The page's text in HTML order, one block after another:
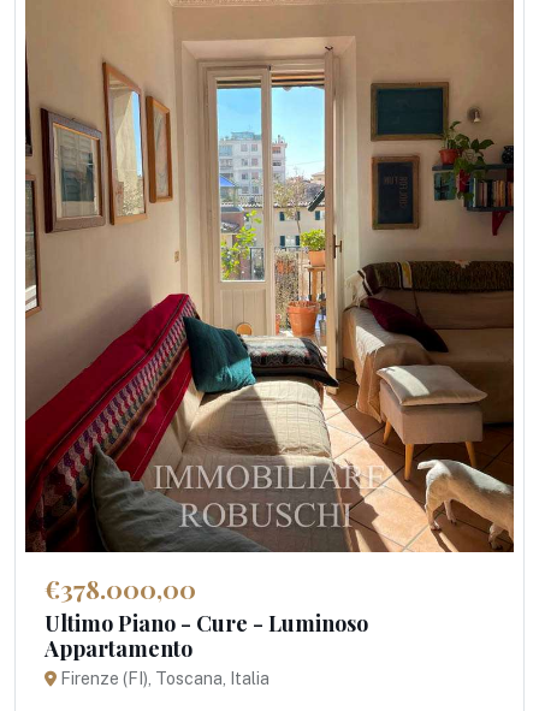
€378.000,00
Ultimo Piano - Cure - Luminoso
Appartamento
Firenze (FI), Toscana, Italia